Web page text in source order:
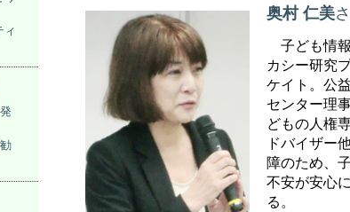
奥村 仁美
子ども情
カシー研究
ケイト。公
センター理
どもの人権
ドバイザー
障のため、
不安が安心
る。
ィ